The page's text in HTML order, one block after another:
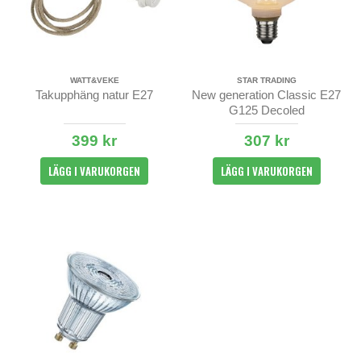
WATT&VEKE
Takupphäng natur E27
399 kr
LÄGG I VARUKORGEN
STAR TRADING
New generation Classic E27
G125 Decoled
307 kr
LÄGG I VARUKORGEN